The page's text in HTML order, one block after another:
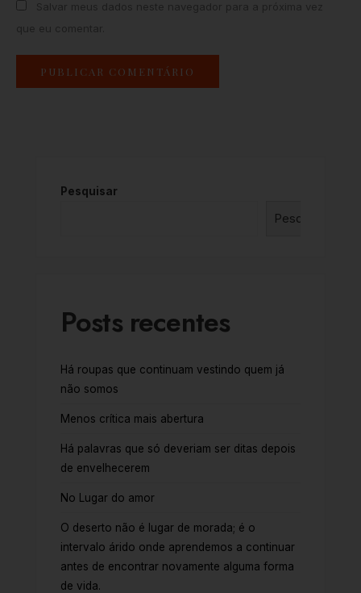
Pesquisar
Pesquisar
Posts recentes
Há roupas que continuam vestindo quem já
não somos
Menos crítica mais abertura
Há palavras que só deveriam ser ditas depois
de envelhecerem
No Lugar do amor
O deserto não é lugar de morada; é o
intervalo árido onde aprendemos a continuar
antes de encontrar novamente alguma forma
de vida.